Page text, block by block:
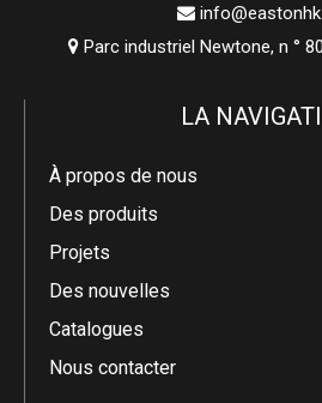

 Parc industriel Newtone, n °
LA
À propos de nous
Des produits
Projets
Des nouvelles
Catalogues
Nous contacter